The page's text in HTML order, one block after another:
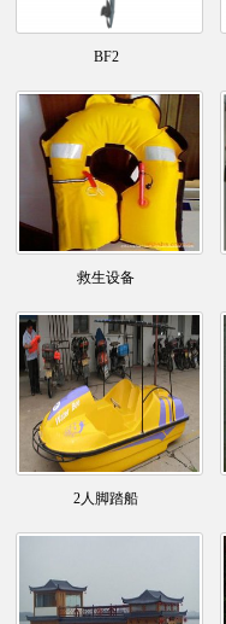
BF2
救生设备
2人脚踏船